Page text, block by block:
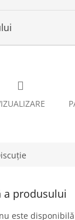
a produsului
este disponibilă